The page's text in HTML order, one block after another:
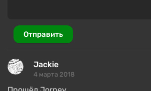
Отправить
Jackie
4 марта 2018